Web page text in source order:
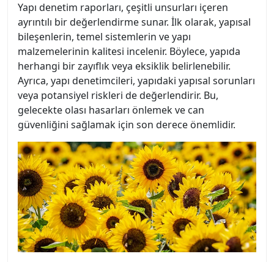
Yapı denetim raporları, çeşitli unsurları içeren
ayrıntılı bir değerlendirme sunar. İlk olarak, yapısal
bileşenlerin, temel sistemlerin ve yapı
malzemelerinin kalitesi incelenir. Böylece, yapıda
herhangi bir zayıflık veya eksiklik belirlenebilir.
Ayrıca, yapı denetimcileri, yapıdaki yapısal sorunları
veya potansiyel riskleri de değerlendirir. Bu,
gelecekte olası hasarları önlemek ve can
güvenliğini sağlamak için son derece önemlidir.